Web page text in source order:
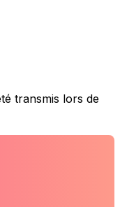
transmis lors de